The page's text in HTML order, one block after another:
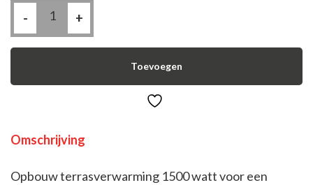
-
Infrarood
Terrasverwarming
watt
aantal
+
Toevoegen
Omschrijving
Opbouw terrasverwarming 1500 watt voor een